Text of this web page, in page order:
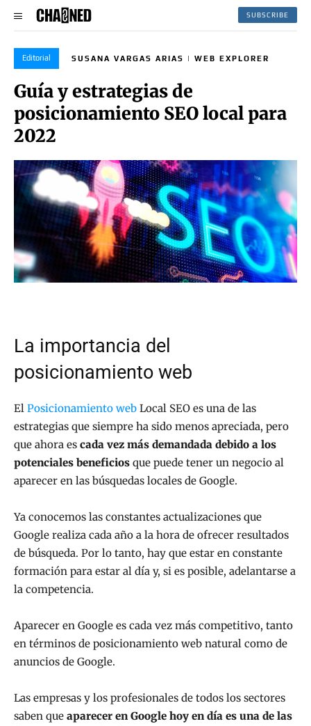
SUBSCRIBE
Editorial SUSANA VARGAS ARIAS | WEB EXPLORER
Guía y estrategias de
posicionamiento SEO local para
2022
La importancia del
posicionamiento web
El Posicionamiento web Local SEO es una de las
estrategias que siempre ha sido menos apreciada, pero
que ahora es cada vez más demandada debido a los
potenciales beneficios que puede tener un negocio al
aparecer en las búsquedas locales de Google.
Ya conocemos las constantes actualizaciones que
Google realiza cada año a la hora de ofrecer resultados
de búsqueda. Por lo tanto, hay que estar en constante
formación para estar al día y, si es posible, adelantarse a
la competencia.
Aparecer en Google es cada vez más competitivo, tanto
en términos de posicionamiento web natural como de
anuncios de Google.
Las empresas y los profesionales de todos los sectores
saben que aparecer en Google hoy en día es una de las